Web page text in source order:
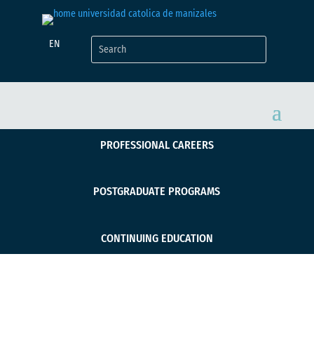
EN
PROFESSIONAL CAREERS
POSTGRADUATE PROGRAMS
CONTINUING EDUCATION